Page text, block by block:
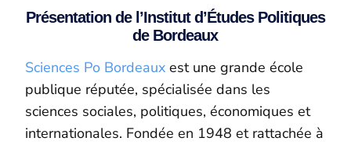
Présentation de l’Institut d’Études Politiques
de Bordeaux
Sciences Po Bordeaux est une grande école
publique réputée, spécialisée dans les
sciences sociales, politiques, économiques et
internationales. Fondée en 1948 et rattachée à